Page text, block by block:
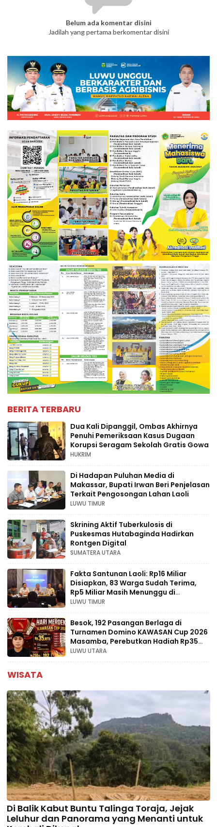
Belum ada komentar disini
Jadilah yang pertama berkomentar disini
BERITA TERBARU
Dua Kali Dipanggil, Ombas Akhirnya
Penuhi Pemeriksaan Kasus Dugaan
Korupsi Seragam Sekolah Gratis Gowa
HUKRIM
Di Hadapan Puluhan Media di
Makassar, Bupati Irwan Beri Penjelasan
Terkait Pengosongan Lahan Laoli
LUWU TIMUR
Skrining Aktif Tuberkulosis di
Puskesmas Hutabaginda Hadirkan
Rontgen Digital
SUMATERA UTARA
Fakta Santunan Laoli: Rp16 Miliar
Disiapkan, 83 Warga Sudah Terima,
Rp5 Miliar Masih Menunggu di
Pengadilan
LUWU TIMUR
Besok, 192 Pasangan Berlaga di
Turnamen Domino KAWASAN Cup 2026
Masamba, Perebutkan Hadiah Rp35
Juta
LUWU UTARA
WISATA
Di Balik Kabut Buntu Talinga Toraja, Jejak
Leluhur dan Panorama yang Menanti untuk